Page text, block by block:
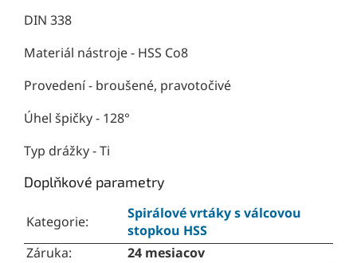
DIN 338
Materiál nástroje - HSS Co8
Provedení - broušené, pravotočivé
Úhel špičky - 128°
Typ drážky - Ti
Doplňkové parametry
Kategorie:
Spirálové vrtáky s válcovou
stopkou HSS
Záruka:
24 mesiacov